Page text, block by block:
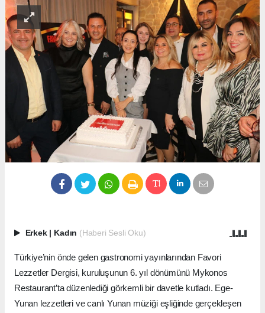
Erkek Kadın (Haberi Sesli Oku)
Türkiye’nin önde gelen gastronomi yayınlarından Favori
Lezzetler Dergisi, kuruluşunun 6. yıl dönümünü Mykonos
Restaurant’ta düzenlediği görkemli bir davetle kutladı. Ege-
Yunan lezzetleri ve canlı Yunan müziği eşliğinde gerçekleşen